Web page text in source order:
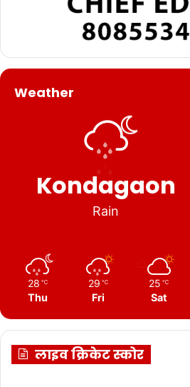
Weather
Kondagaon
Rain
28 ℃
Thu
29 ℃
Fri
25 ℃
Sat
लाइव क्रिकेट स्कोर